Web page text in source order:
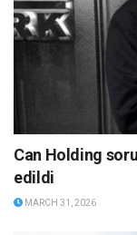
Can Holding
edildi
MARCH 31, 2026